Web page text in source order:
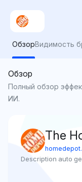
ОбзорВидимость
Обзор
Полный обзор
ИИ.
The
Description auto